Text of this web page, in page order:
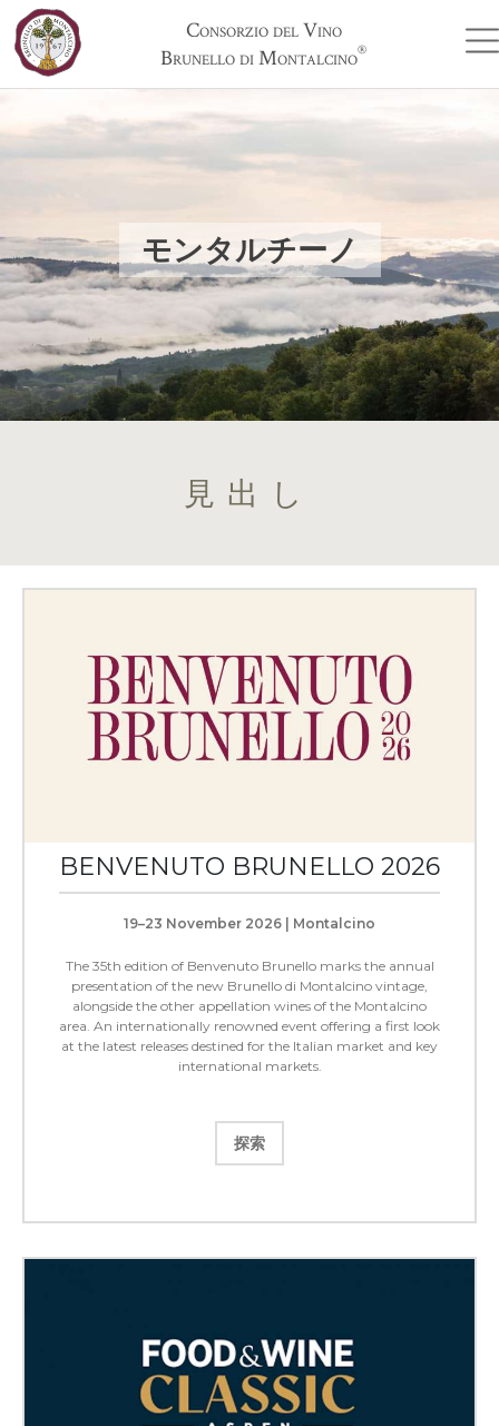
Consorzio del Vino
Brunello di Montalcino®
モンタルチーノ
見出し
BENVENUTO BRUNELLO 2026
19–23 November 2026 | Montalcino
The 35th edition of Benvenuto Brunello marks the annual
presentation of the new Brunello di Montalcino vintage,
alongside the other appellation wines of the Montalcino
area. An internationally renowned event offering a first look
at the latest releases destined for the Italian market and key
international markets.
探索